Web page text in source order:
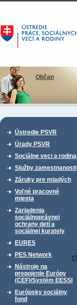
Občan
Ústredie PSVR
Úrady PSVR
Sociálne veci a rodina
Služby zamestnanosti
Záruky pre mladých
Voľné pracovné
miesta
Zariadenia
sociálnoprávnej
ochrany detí a
sociálnej kurately
EURES
PES Network
Nástroje na
prepojenie Európy
(CEF)/Systém EESSI
Európsky sociálny
fond